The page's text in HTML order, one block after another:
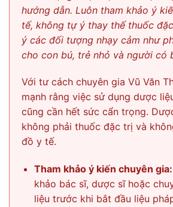
hướng dẫn. Luôn tham khảo ý
tế, không tự ý thay thế thuốc
ý các đối tượng nhạy cảm như
cho con bú, trẻ nhỏ và người có
Với tư cách chuyên gia Vũ Văn
mạnh rằng việc sử dụng dược
cũng cần hết sức cẩn trọng.
không phải thuốc đặc trị và
đồ y tế.
Tham khảo ý kiến chuyên gia:
khảo bác sĩ, dược sĩ hoặc
liệu trước khi bắt đầu liệu